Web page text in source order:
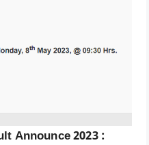
Announce 2023 :